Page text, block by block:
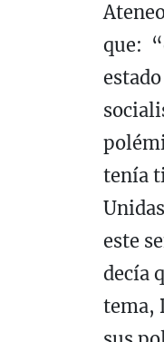
que:
tenía
este
decía
tema,